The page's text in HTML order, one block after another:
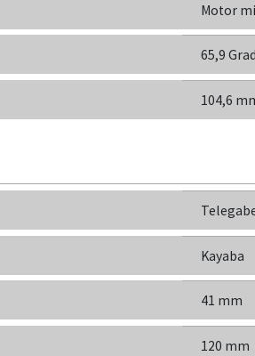
Motor
65,9 Grad
104,6
Kayaba
41 mm
120 mm